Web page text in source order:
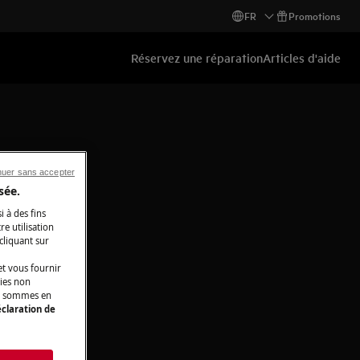
FR Promotions
Réservez une réparationArticles d'aide
à des fins
utilisation
sur
vous fournir
non
en
de
sans accepter